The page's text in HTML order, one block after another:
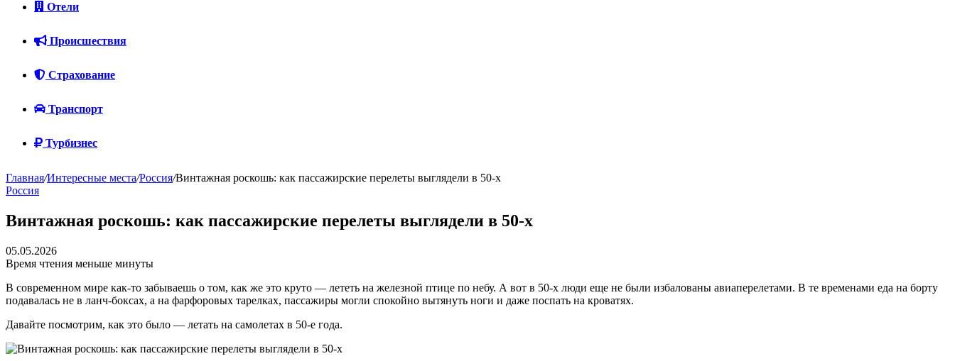
Отели
Происшествия
Страхование
Транспорт
Турбизнес
Главная/Интересные места/Россия/Винтажная роскошь: как пассажирские перелеты выглядели в 50-х
Россия
Винтажная роскошь: как пассажирские перелеты выглядели в 50-х
05.05.2026
Время чтения меньше минуты
В современном мире как-то забываешь о том, как же это круто — лететь на железной птице по небу. А вот в 50-х люди еще не были избалованы авиаперелетами. В те временами еда на борту
подавалась не в ланч-боксах, а на фарфоровых тарелках, пассажиры могли спокойно вытянуть ноги и даже поспать на кроватях.
Давайте посмотрим, как это было — летать на самолетах в 50-е года.